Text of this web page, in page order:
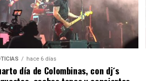
hace 6 días
día de Colombinas, con dj´s